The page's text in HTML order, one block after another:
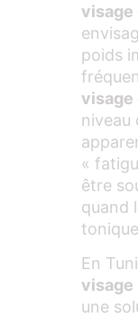
visage
poids
visage
niveau
«
être
quand
En
visage
une